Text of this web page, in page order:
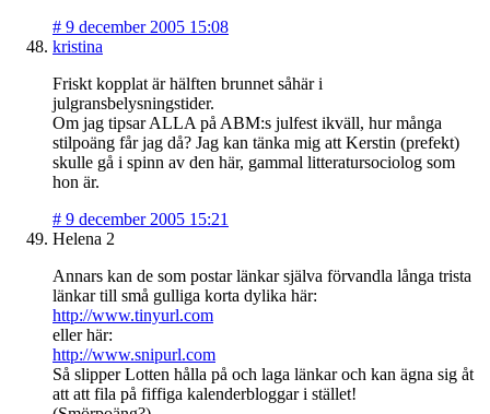
# 9 december 2005 15:08
kristina
Friskt kopplat är hälften brunnet såhär i
julgransbelysningstider.
Om jag tipsar ALLA på ABM:s julfest ikväll, hur många
stilpoäng får jag då? Jag kan tänka mig att Kerstin (prefekt)
skulle gå i spinn av den här, gammal litteratursociolog som
hon är.
# 9 december 2005 15:21
Helena 2
Annars kan de som postar länkar själva förvandla långa trista
länkar till små gulliga korta dylika här:
http://www.tinyurl.com
eller här:
http://www.snipurl.com
Så slipper Lotten hålla på och laga länkar och kan ägna sig åt
att att fila på fiffiga kalenderbloggar i stället!